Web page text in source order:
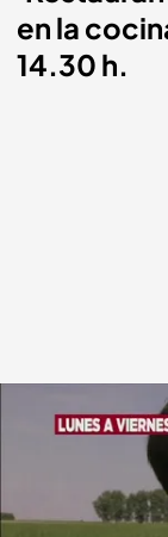
en la
14.30 h.
bemad.es
13 JUL 2016 - 10:58h.